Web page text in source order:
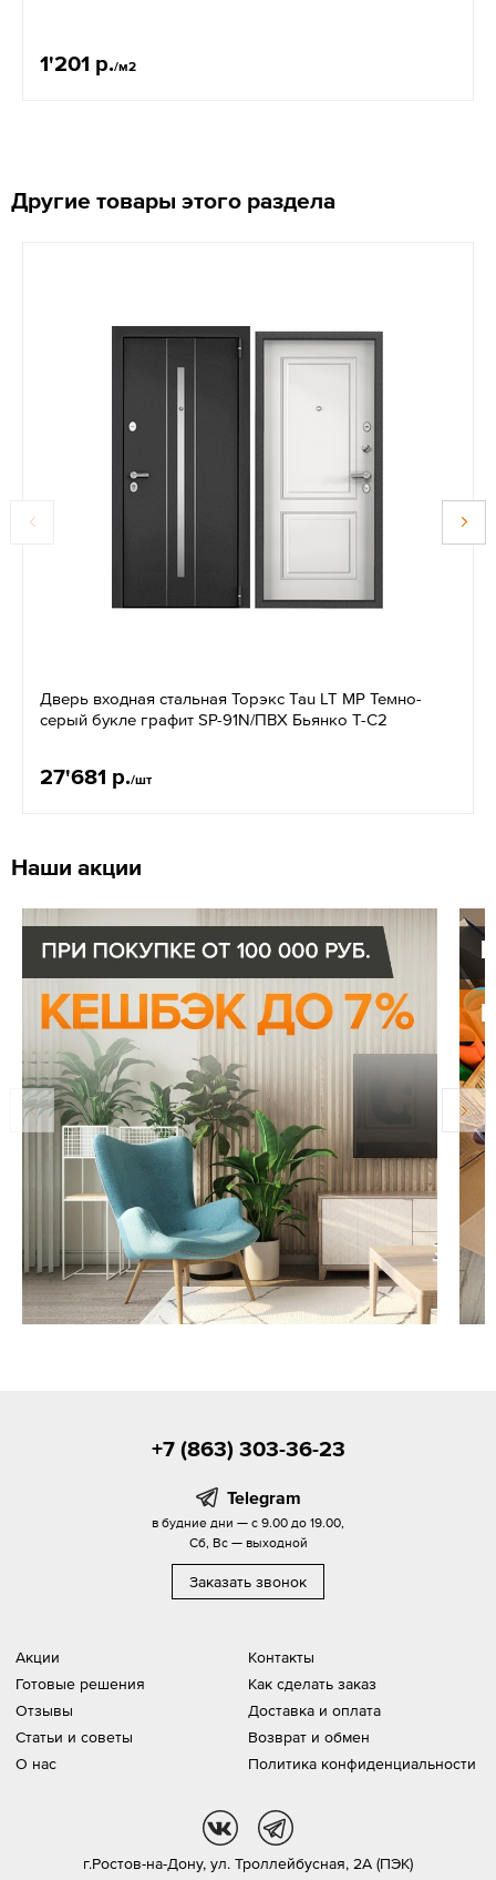
1'201 р./м2
Другие товары этого раздела
Дверь входная стальная Торэкс Tau LT MP Темно-
серый букле графит SP-91N/ПВХ Бьянко Т-С2
27'681 р./шт
Наши акции
Акции
Готовые решения
Отзывы
Статьи и советы
О нас
Контакты
Как сделать заказ
Доставка и оплата
Возврат и обмен
Политика конфиденциальности
+7 (863) 303-36-23
Telegram
в будние дни — с 9.00 до 19.00,
Сб, Вс — выходной
Заказать звонок
г.Ростов-на-Дону, ул. Троллейбусная, 2А (ПЭК)